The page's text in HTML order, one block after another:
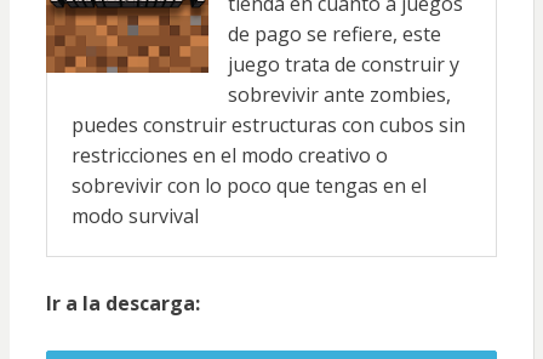
de pago se refiere, este
juego trata de construir y
sobrevivir ante zombies,
puedes construir estructuras con cubos sin
restricciones en el modo creativo o
sobrevivir con lo poco que tengas en el
modo survival
Ir a la descarga: